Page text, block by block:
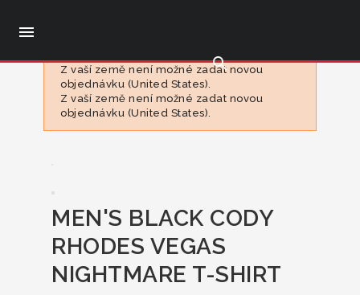

search
Z vaší země není možné zadat novou
objednávku (United States).
Z vaší země není možné zadat novou
objednávku (United States).
MEN'S BLACK CODY
RHODES VEGAS
NIGHTMARE T-SHIRT